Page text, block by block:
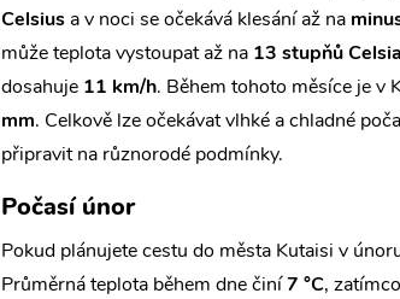
Celsius a v noci se očekává klesání až na
může teplota vystoupat až na 13 stupňů Celsia
dosahuje 11 km/h. Během tohoto měsíce je v
mm. Celkově lze očekávat vlhké a chladné
připravit na různorodé podmínky.
Počasí únor
Pokud plánujete cestu do města Kutaisi v
Průměrná teplota během dne činí7 °C,